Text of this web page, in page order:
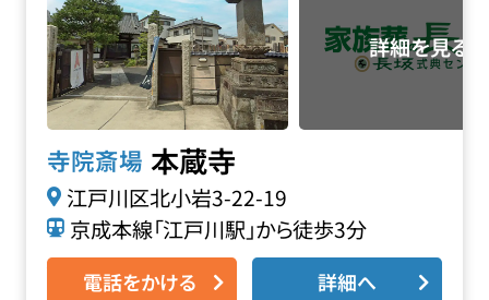
寺院斎場 本蔵寺
江戸川区北小岩3-22-19
京成本線「江戸川駅」から徒歩3分
電話をかける 詳細へ